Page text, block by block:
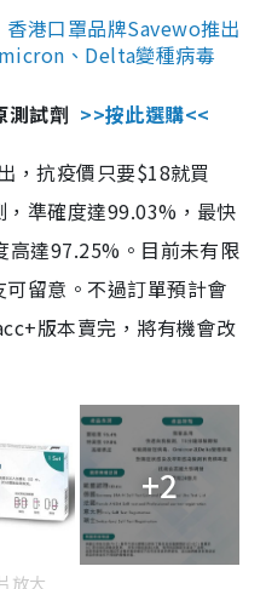
港口罩品牌Savewo推出
、Delta變種病毒
試劑 >>按此選購<<
，抗疫價只要$18就買
準確度達99.03%，最快
高達97.25%。目前未有限
留意。不過訂單預計會
版本賣完，將有機會改
+2
放大